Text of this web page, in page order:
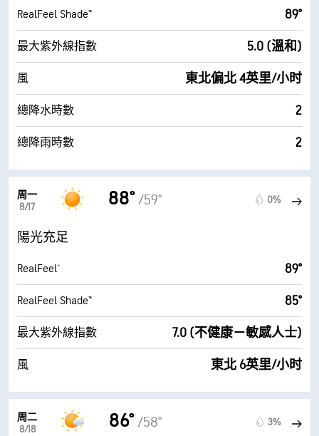
RealFeel Shade™ 89°
最大紫外線指數 5.0 (溫和)
風 東北偏北 4英里/小时
總降水時數 2
總降雨時數 2
周一
8/17
88° /59° 0%
陽光充足
RealFeel® 89°
RealFeel Shade™ 85°
最大紫外線指數 7.0 (不健康－敏感人士)
風 東北 6英里/小时
周二
8/18
86° /58° 3%